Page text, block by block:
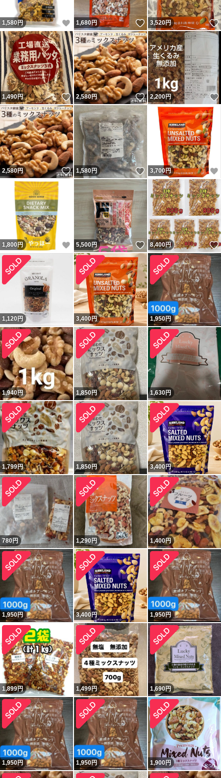
1,580円 いいね！
1,680円 いいね！
3,520円
1,490円 いいね！
2,580円 いいね！
2,200円
2,580円 いいね！
1,580円 いいね！
3,700円
1,800円 いいね！
5,500円 いいね！
8,400円
1,120 円 3,400円 1,950円
1,940円 1,850円 1,630円
1,799円 1,850円 3,400円
780円 1,290円 1,400円
1,950円 3,400円 1,950円
1,899円 1,499円 1,690円
1,950円 1,950円 1,900円